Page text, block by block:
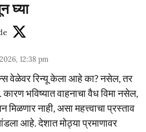
घ्या
12:38 pm
वेळेवर रिन्यू केला आहे का? नसेल, तर
कारण भविष्यात वाहनाचा वैध विमा नसेल,
मिळणार नाही, असा महत्त्वाचा प्रस्ताव
आहे. देशात मोठ्या प्रमाणावर